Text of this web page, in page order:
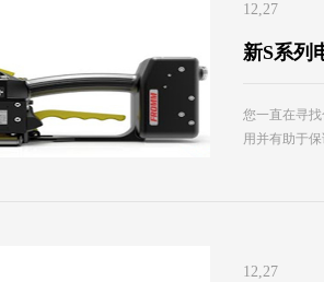
12,27
新S系列
您一直在寻
用并有助于
12,27